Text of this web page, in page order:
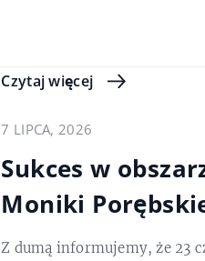
Czytaj więcej
Sukces w
Moniki
7 LIPCA, 2026
Z dumą informujemy, że 23